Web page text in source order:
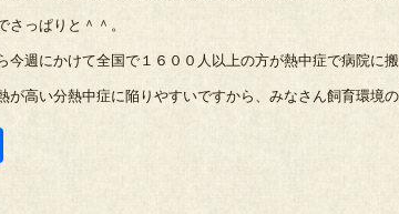
さっぱりと＾＾。
今週にかけて全国で１６００人以上の方が熱中症で病院に搬
が高い分熱中症に陥りやすいですから、みなさん飼育環境